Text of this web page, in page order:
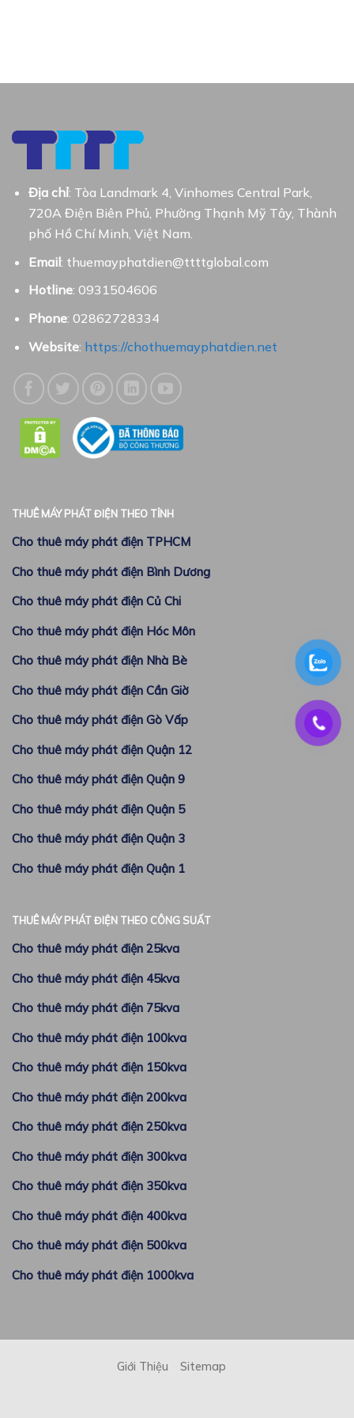
Địa chỉ: Tòa Landmark 4, Vinhomes Central Park,
720A Điện Biên Phủ, Phường Thạnh Mỹ Tây, Thành
phố Hồ Chí Minh, Việt Nam.
Email: thuemayphatdien@ttttglobal.com
Hotline: 0931504606
Phone: 02862728334
Website: https://chothuemayphatdien.net
THUÊ MÁY PHÁT ĐIỆN THEO TỈNH
Cho thuê máy phát điện TPHCM
Cho thuê máy phát điện Bình Dương
Cho thuê máy phát điện Củ Chi
Cho thuê máy phát điện Hóc Môn
Cho thuê máy phát điện Nhà Bè
Cho thuê máy phát điện Cần Giờ
Cho thuê máy phát điện Gò Vấp
Cho thuê máy phát điện Quận 12
Cho thuê máy phát điện Quận 9
Cho thuê máy phát điện Quận 5
Cho thuê máy phát điện Quận 3
Cho thuê máy phát điện Quận 1
THUÊ MÁY PHÁT ĐIỆN THEO CÔNG SUẤT
Cho thuê máy phát điện 25kva
Cho thuê máy phát điện 45kva
Cho thuê máy phát điện 75kva
Cho thuê máy phát điện 100kva
Cho thuê máy phát điện 150kva
Cho thuê máy phát điện 200kva
Cho thuê máy phát điện 250kva
Cho thuê máy phát điện 300kva
Cho thuê máy phát điện 350kva
Cho thuê máy phát điện 400kva
Cho thuê máy phát điện 500kva
Cho thuê máy phát điện 1000kva
Giới Thiệu Sitemap